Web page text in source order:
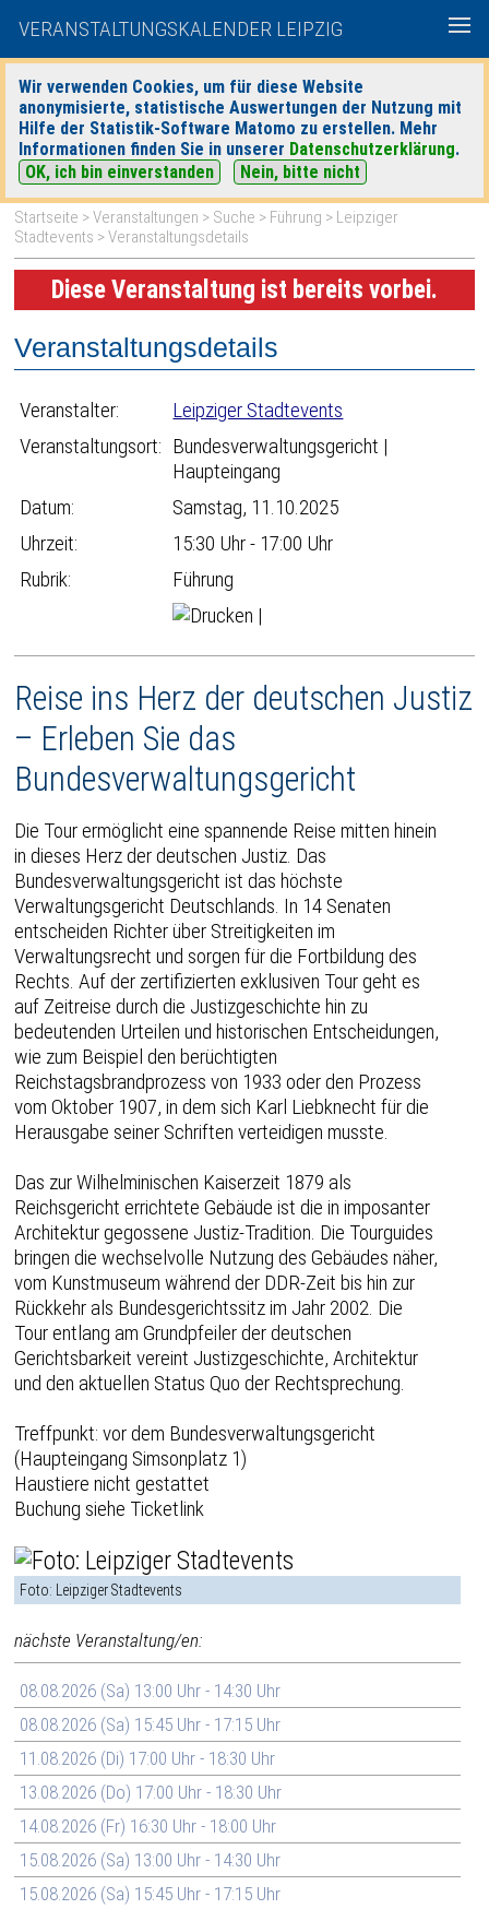
VERANSTALTUNGSKALENDER LEIPZIG
Wir verwenden Cookies, um für diese Website
anonymisierte, statistische Auswertungen der Nutzung mit
Hilfe der Statistik-Software Matomo zu erstellen. Mehr
Informationen finden Sie in unserer Datenschutzerklärung.
OK, ich bin einverstanden
Nein, bitte nicht
heute|morgen| Detaillierte Suche
Startseite >Veranstaltungen > Suche > Führung > Leipziger
Stadtevents > Veranstaltungsdetails
Diese Veranstaltung ist bereits vorbei.
Veranstaltungsdetails
Veranstalter:
Leipziger Stadtevents
Veranstaltungsort: Bundesverwaltungsgericht |
Haupteingang
Datum:
Samstag, 11.10.2025
Uhrzeit:
15:30 Uhr - 17:00 Uhr
Rubrik:
Führung
|
Reise ins Herz der deutschen Justiz
– Erleben Sie das
Bundesverwaltungsgericht
Die Tour ermöglicht eine spannende Reise mitten hinein
in dieses Herz der deutschen Justiz. Das
Bundesverwaltungsgericht ist das höchste
Verwaltungsgericht Deutschlands. In 14 Senaten
entscheiden Richter über Streitigkeiten im
Verwaltungsrecht und sorgen für die Fortbildung des
Rechts. Auf der zertifizierten exklusiven Tour geht es
auf Zeitreise durch die Justizgeschichte hin zu
bedeutenden Urteilen und historischen Entscheidungen,
wie zum Beispiel den berüchtigten
Reichstagsbrandprozess von 1933 oder den Prozess
vom Oktober 1907, in dem sich Karl Liebknecht für die
Herausgabe seiner Schriften verteidigen musste.
Das zur Wilhelminischen Kaiserzeit 1879 als
Reichsgericht errichtete Gebäude ist die in imposanter
Architektur gegossene Justiz-Tradition. Die Tourguides
bringen die wechselvolle Nutzung des Gebäudes näher,
vom Kunstmuseum während der DDR-Zeit bis hin zur
Rückkehr als Bundesgerichtssitz im Jahr 2002. Die
Tour entlang am Grundpfeiler der deutschen
Gerichtsbarkeit vereint Justizgeschichte, Architektur
und den aktuellen Status Quo der Rechtsprechung.
Treffpunkt: vor dem Bundesverwaltungsgericht
(Haupteingang Simsonplatz 1)
Haustiere nicht gestattet
Buchung siehe Ticketlink
Foto: Leipziger Stadtevents
nächste Veranstaltung/en:
08.08.2026 (Sa) 13:00 Uhr - 14:30 Uhr
08.08.2026 (Sa) 15:45 Uhr - 17:15 Uhr
11.08.2026 (Di) 17:00 Uhr - 18:30 Uhr
13.08.2026 (Do) 17:00 Uhr - 18:30 Uhr
14.08.2026 (Fr) 16:30 Uhr - 18:00 Uhr
15.08.2026 (Sa) 13:00 Uhr - 14:30 Uhr
15.08.2026 (Sa) 15:45 Uhr - 17:15 Uhr